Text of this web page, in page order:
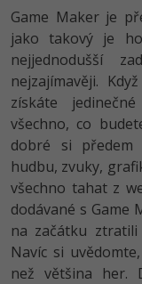
Datová
Digitální
Marketing
SEO -30%
UX
Business
HTML/
Adobe
Adobe
Adobe XD
Adobe
Adobe
Příběhy absolventů
Blog
Kariéra
Pro firmy
Game Maker je
jako takový je
nejjednodušší
nejzajímavěji.
získáte
všechno, co
dobré si
hudbu, zvuky,
všechno tahat z
dodávané s Game
na začátku
Navíc si
než většina her.